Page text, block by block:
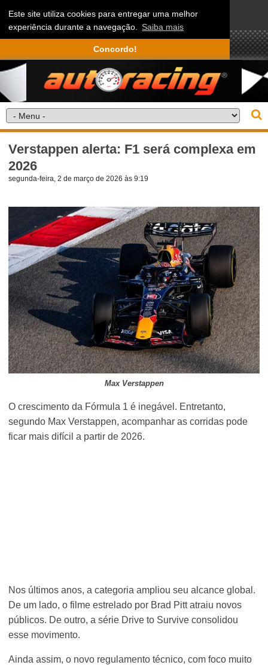
Este site utiliza cookies para entregar uma melhor
experiência durante a navegação. Saiba mais
Concordo!
Verstappen alerta: F1 será complexa em
2026
segunda-feira, 2 de março de 2026 às 9:19
Max Verstappen
O crescimento da Fórmula 1 é inegável. Entretanto,
segundo Max Verstappen, acompanhar as corridas pode
ficar mais difícil a partir de 2026.
Nos últimos anos, a categoria ampliou seu alcance global.
De um lado, o filme estrelado por Brad Pitt atraiu novos
públicos. De outro, a série Drive to Survive consolidou
esse movimento.
Ainda assim, o novo regulamento técnico, com foco muito